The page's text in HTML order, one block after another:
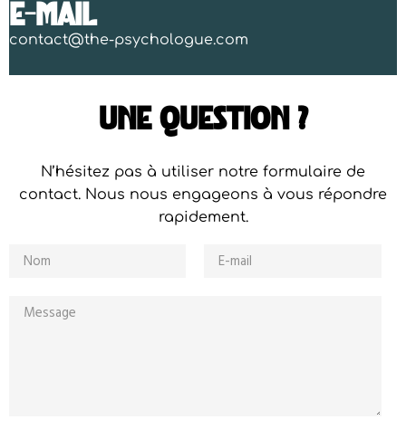
UNE QUESTION ?
N’hésitez pas à utiliser notre formulaire de
contact. Nous nous engageons à vous répondre
rapidement.
E-MAIL
contact@the-psychologue.com